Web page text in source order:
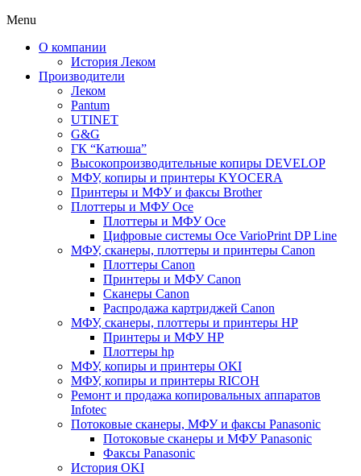
Menu
О компании
История Леком
Производители
Леком
Pantum
UTINET
G&G
ГК “Катюша”
Высокопроизводительные копиры DEVELOP
МФУ, копиры и принтеры KYOCERA
Принтеры и МФУ и факсы Brother
Плоттеры и МФУ Oce
Плоттеры и МФУ Oce
Цифровые системы Oce VarioPrint DP Line
МФУ, сканеры, плоттеры и принтеры Canon
Плоттеры Canon
Принтеры и МФУ Canon
Сканеры Canon
Распродажа картриджей Canon
МФУ, сканеры, плоттеры и принтеры HP
Принтеры и МФУ HP
Плоттеры hp
МФУ, копиры и принтеры OKI
МФУ, копиры и принтеры RICOH
Ремонт и продажа копировальных аппаратов
Infotec
Потоковые сканеры, МФУ и факсы Panasonic
Потоковые сканеры и МФУ Panasonic
Факсы Panasonic
История OKI